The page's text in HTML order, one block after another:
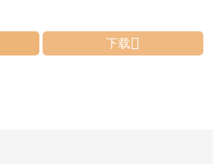
下载